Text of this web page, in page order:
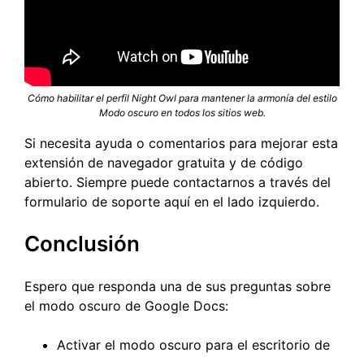
Cómo habilitar el perfil Night Owl para mantener la armonía del estilo
Modo oscuro en todos los sitios web.
Si necesita ayuda o comentarios para mejorar esta
extensión de navegador gratuita y de código
abierto. Siempre puede contactarnos a través del
formulario de soporte aquí en el lado izquierdo.
Conclusión
Espero que responda una de sus preguntas sobre
el modo oscuro de Google Docs:
Activar el modo oscuro para el escritorio de